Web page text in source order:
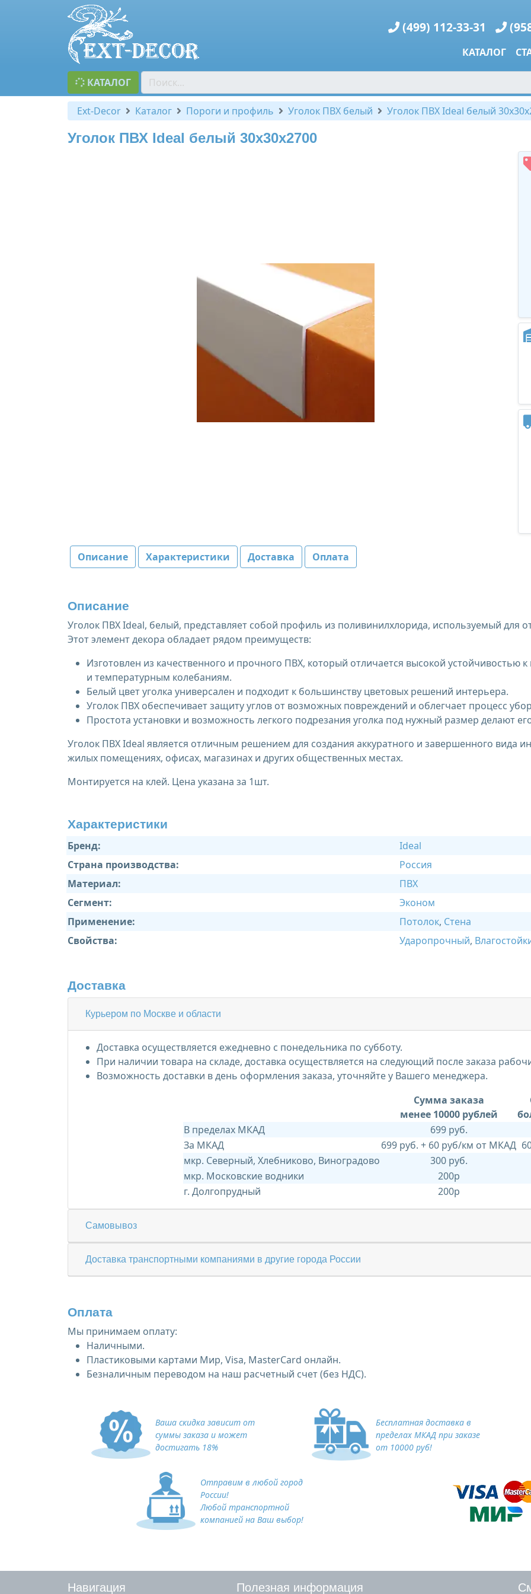
(499) 112-33-31
КАТАЛОГ
КАТАЛОГ
Ext-Decor Каталог Пороги и профиль Уголок ПВХ белый Уголок ПВХ Ideal белый
Уголок ПВХ Ideal белый 30х30х2700
Описание Характеристики Доставка Оплата
Описание
Уголок ПВХ Ideal, белый, представляет собой профиль из поливинилхлорида, используемый для
Этот элемент декора обладает рядом преимуществ:
Изготовлен из качественного и прочного ПВХ, который отличается высокой устойчивостью
и температурным колебаниям.
Белый цвет уголка универсален и подходит к большинству цветовых решений интерьера.
Уголок ПВХ обеспечивает защиту углов от возможных повреждений и облегчает процесс
Простота установки и возможность легкого подрезания уголка под нужный размер делают
Уголок ПВХ Ideal является отличным решением для создания аккуратного и завершенного вида
жилых помещениях, офисах, магазинах и других общественных местах.
Монтируется на клей. Цена указана за 1шт.
Характеристики
Бренд:
Ideal
Страна производства:
Россия
Материал:
ПВХ
Сегмент:
Эконом
Применение:
Потолок, Стена
Свойства:
Ударопрочный,
Доставка
Курьером по Москве и области
Доставка осуществляется ежедневно с понедельника по субботу.
При наличии товара на складе, доставка осуществляется на следующий после заказа
Возможность доставки в день оформления заказа, уточняйте у Вашего менеджера.
Сумма заказа
менее 10000 рублей
В пределах МКАД
699 руб.
За МКАД
699 руб. + 60 руб/км от МКАД
мкр. Северный, Хлебниково, Виноградово
300 руб.
мкр. Московские водники
200р
г. Долгопрудный
200р
Самовывоз
Доставка транспортными компаниями в другие города России
Оплата
Мы принимаем оплату:
Наличными.
Пластиковыми картами Мир, Visa, MasterCard онлайн.
Безналичным переводом на наш расчетный счет (без НДС).
Ваша скидка зависит от
суммы заказа и может
достигать 18%
Бесплатная доставка в
пределах МКАД при заказе
от 10000 руб!
Отправим в любой город
России!
Любой транспортной
компанией на Ваш выбор!
Навигация Полезная информация